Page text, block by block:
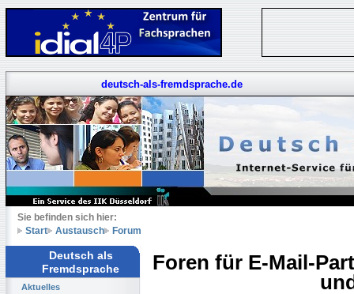
deutsch-als-fremdsprache.de
Sie befinden sich hier:
Start
Austausch Forum
Deutsch als
Fremdsprache
Aktuelles
Foren für E-Mail-